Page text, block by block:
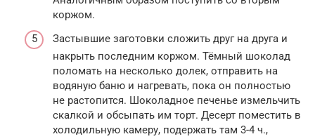
коржом.
Застывшие заготовки сложить друг на друга и
накрыть последним коржом. Тёмный шоколад
поломать на несколько долек, отправить на
водяную баню и нагревать, пока он полностью
не растопится. Шоколадное печенье измельчить
скалкой и обсыпать им торт. Десерт поместить в
холодильную камеру, подержать там 3-4 ч.,